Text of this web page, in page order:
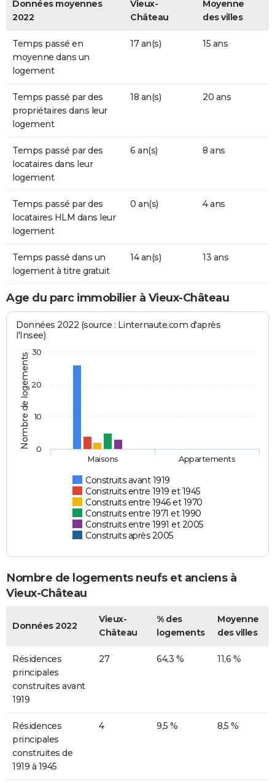
Données moyennes
2022
Vieux-
Château
Moyenne
des villes
Temps passé en
moyenne dans un
logement
17 an(s) 15 ans
Temps passé par des
propriétaires dans leur
logement
18 an(s) 20 ans
Temps passé par des
locataires dans leur
logement
6 an(s) 8 ans
Temps passé par des
locataires HLM dans leur
logement
0 an(s) 4 ans
Temps passé dans un
logement à titre gratuit
14 an(s) 13 ans
Age du parc immobilier à Vieux-Château
Nombre de logements
Données 2022 (source : Linternaute.com d'après
l'Insee)
Construits avant 1919
Construits entre 1919 et 1945
Construits entre 1946 et 1970
Construits entre 1971 et 1990
Construits entre 1991 et 2005
Construits après 2005
Maisons Appartements
0
10
20
30
Nombre de logements neufs et anciens à
Vieux-Château
Données 2022
Vieux-
Château
% des
logements
Moyenne
des villes
Résidences
principales
construites avant
1919
27 64,3 % 11,6 %
Résidences
principales
construites de
1919 à 1945
4 9,5 % 8,5 %